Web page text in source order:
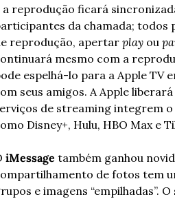
a reprodução ficará
da chamada; todos
reprodução, apertar play ou
mesmo com a
espelhá-lo para a Apple TV
seus amigos. A Apple
de streaming integrem
Disney+, Hulu, HBO Max e
iMessage também ganhou
de fotos tem
e imagens “empilhadas”.